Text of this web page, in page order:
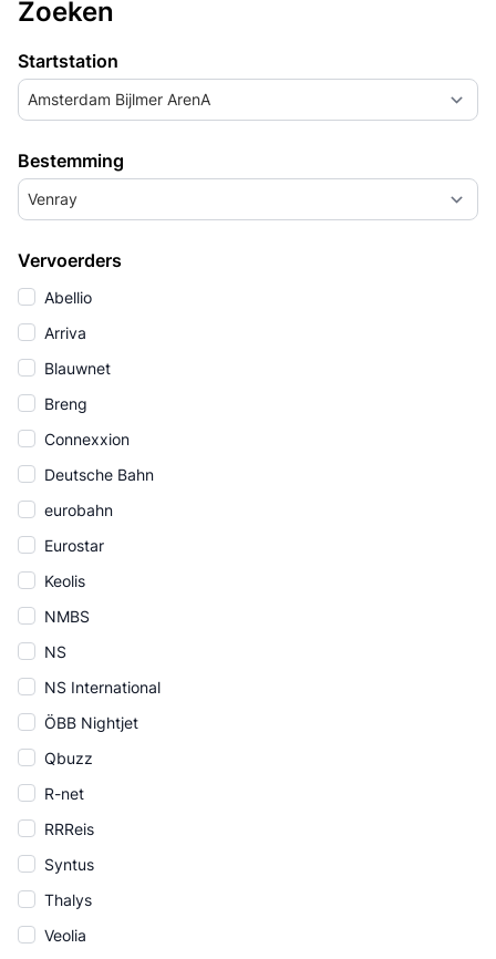
Zoeken
Startstation
Amsterdam Bijlmer ArenA
Bestemming
Venray
Vervoerders
Abellio
Arriva
Blauwnet
Breng
Connexxion
Deutsche Bahn
eurobahn
Eurostar
Keolis
NMBS
NS
NS International
ÖBB Nightjet
Qbuzz
R-net
RRReis
Syntus
Thalys
Veolia